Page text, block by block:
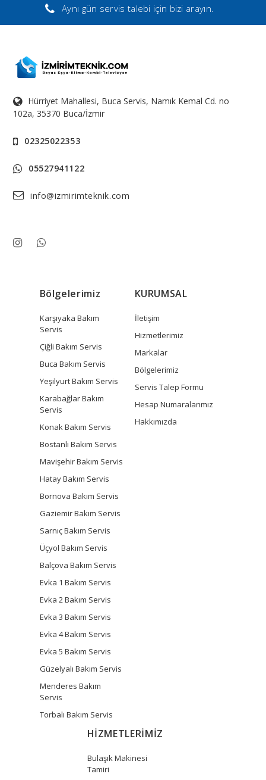
Aynı gün servis talebi için bizi arayın.
Hürriyet Mahallesi, Buca Servis, Namık Kemal Cd. no
102a, 35370 Buca/İzmir
02325022353
05527941122
info@izmirimteknik.com
Bölgelerimiz
Karşıyaka Bakım
Servis
Çiğli Bakım Servis
Buca Bakım Servis
Yeşilyurt Bakım Servis
Karabağlar Bakım
Servis
Konak Bakım Servis
Bostanlı Bakım Servis
Mavişehir Bakım Servis
Hatay Bakım Servis
Bornova Bakım Servis
Gaziemir Bakım Servis
Sarnıç Bakım Servis
Üçyol Bakım Servis
Balçova Bakım Servis
Evka 1 Bakım Servis
Evka 2 Bakım Servis
Evka 3 Bakım Servis
Evka 4 Bakım Servis
Evka 5 Bakım Servis
Güzelyalı Bakım Servis
Menderes Bakım
Servis
Torbalı Bakım Servis
KURUMSAL
İletişim
Hizmetlerimiz
Markalar
Bölgelerimiz
Servis Talep Formu
Hesap Numaralarımız
Hakkımızda
HİZMETLERİMİZ
Bulaşık Makinesi
Tamiri